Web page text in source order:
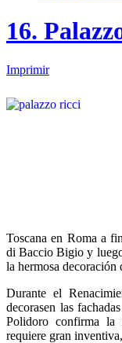
16.
Imprimir
Toscana en Roma a
di Baccio Bigio y
la hermosa decoración
Durante el
decorasen las
Polidoro confirma la
requiere gran